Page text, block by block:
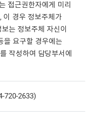
접근권한자에게 미리
이 경우 정보주체가
는 정보주체 자신이
을 요구할 경우에는
작성하여 담당부서에
720-2633)